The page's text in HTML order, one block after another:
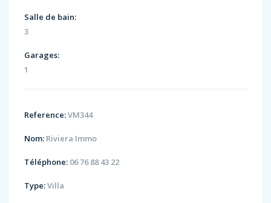
Salle de bain:
3
Garages:
1
Reference:VM344
Nom: Riviera Immo
Téléphone: 06 76 88 43 22
Type:Villa